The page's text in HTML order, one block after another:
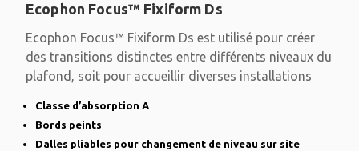
Ecophon Focus™ Fixiform Ds
Ecophon Focus™ Fixiform Ds est utilisé pour créer
des transitions distinctes entre différents niveaux du
plafond, soit pour accueillir diverses installations
Classe d’absorption A
Bords peints
Dalles pliables pour changement de niveau sur site